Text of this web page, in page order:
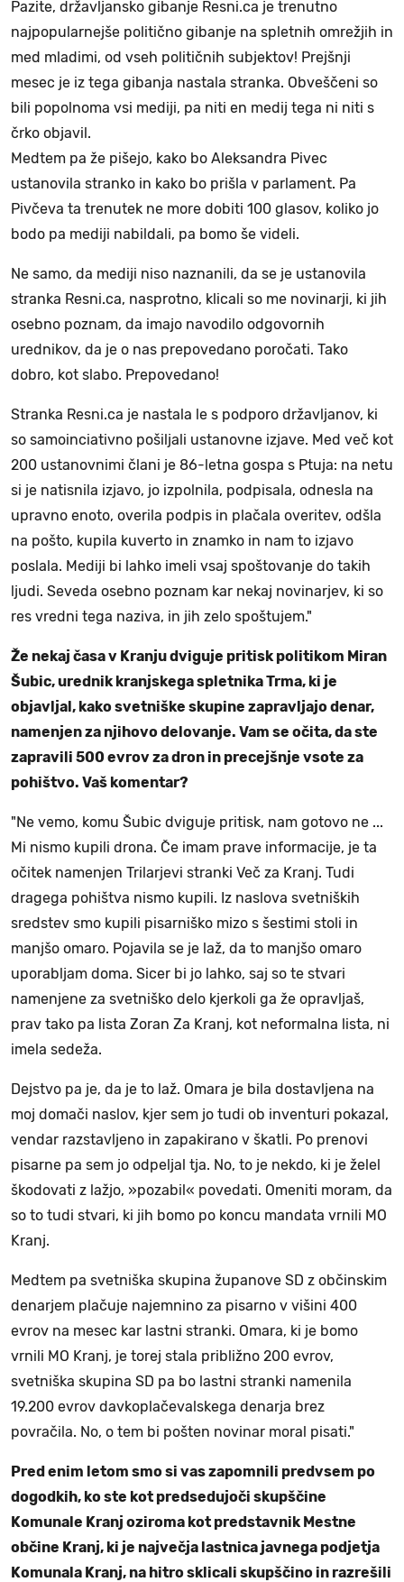
Pazite, državljansko gibanje Resni.ca je trenutno
najpopularnejše politično gibanje na spletnih omrežjih in
med mladimi, od vseh političnih subjektov! Prejšnji
mesec je iz tega gibanja nastala stranka. Obveščeni so
bili popolnoma vsi mediji, pa niti en medij tega ni niti s
črko objavil.
Medtem pa že pišejo, kako bo Aleksandra Pivec
ustanovila stranko in kako bo prišla v parlament. Pa
Pivčeva ta trenutek ne more dobiti 100 glasov, koliko jo
bodo pa mediji nabildali, pa bomo še videli.
Ne samo, da mediji niso naznanili, da se je ustanovila
stranka Resni.ca, nasprotno, klicali so me novinarji, ki jih
osebno poznam, da imajo navodilo odgovornih
urednikov, da je o nas prepovedano poročati. Tako
dobro, kot slabo. Prepovedano!
Stranka Resni.ca je nastala le s podporo državljanov, ki
so samoinciativno pošiljali ustanovne izjave. Med več kot
200 ustanovnimi člani je 86-letna gospa s Ptuja: na netu
si je natisnila izjavo, jo izpolnila, podpisala, odnesla na
upravno enoto, overila podpis in plačala overitev, odšla
na pošto, kupila kuverto in znamko in nam to izjavo
poslala. Mediji bi lahko imeli vsaj spoštovanje do takih
ljudi. Seveda osebno poznam kar nekaj novinarjev, ki so
res vredni tega naziva, in jih zelo spoštujem."
Že nekaj časa v Kranju dviguje pritisk politikom Miran
Šubic, urednik kranjskega spletnika Trma, ki je
objavljal, kako svetniške skupine zapravljajo denar,
namenjen za njihovo delovanje. Vam se očita, da ste
zapravili 500 evrov za dron in precejšnje vsote za
pohištvo. Vaš komentar?
"Ne vemo, komu Šubic dviguje pritisk, nam gotovo ne ...
Mi nismo kupili drona. Če imam prave informacije, je ta
očitek namenjen Trilarjevi stranki Več za Kranj. Tudi
dragega pohištva nismo kupili. Iz naslova svetniških
sredstev smo kupili pisarniško mizo s šestimi stoli in
manjšo omaro. Pojavila se je laž, da to manjšo omaro
uporabljam doma. Sicer bi jo lahko, saj so te stvari
namenjene za svetniško delo kjerkoli ga že opravljaš,
prav tako pa lista Zoran Za Kranj, kot neformalna lista, ni
imela sedeža.
Dejstvo pa je, da je to laž. Omara je bila dostavljena na
moj domači naslov, kjer sem jo tudi ob inventuri pokazal,
vendar razstavljeno in zapakirano v škatli. Po prenovi
pisarne pa sem jo odpeljal tja. No, to je nekdo, ki je želel
škodovati z lažjo, »pozabil« povedati. Omeniti moram, da
so to tudi stvari, ki jih bomo po koncu mandata vrnili MO
Kranj.
Medtem pa svetniška skupina županove SD z občinskim
denarjem plačuje najemnino za pisarno v višini 400
evrov na mesec kar lastni stranki. Omara, ki je bomo
vrnili MO Kranj, je torej stala približno 200 evrov,
svetniška skupina SD pa bo lastni stranki namenila
19.200 evrov davkoplačevalskega denarja brez
povračila. No, o tem bi pošten novinar moral pisati."
Pred enim letom smo si vas zapomnili predvsem po
dogodkih, ko ste kot predsedujoči skupščine
Komunale Kranj oziroma kot predstavnik Mestne
občine Kranj, ki je največja lastnica javnega podjetja
Komunala Kranj, na hitro sklicali skupščino in razrešili